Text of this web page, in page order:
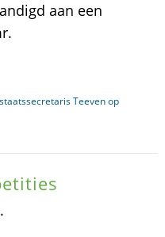
aan een
Teeven op